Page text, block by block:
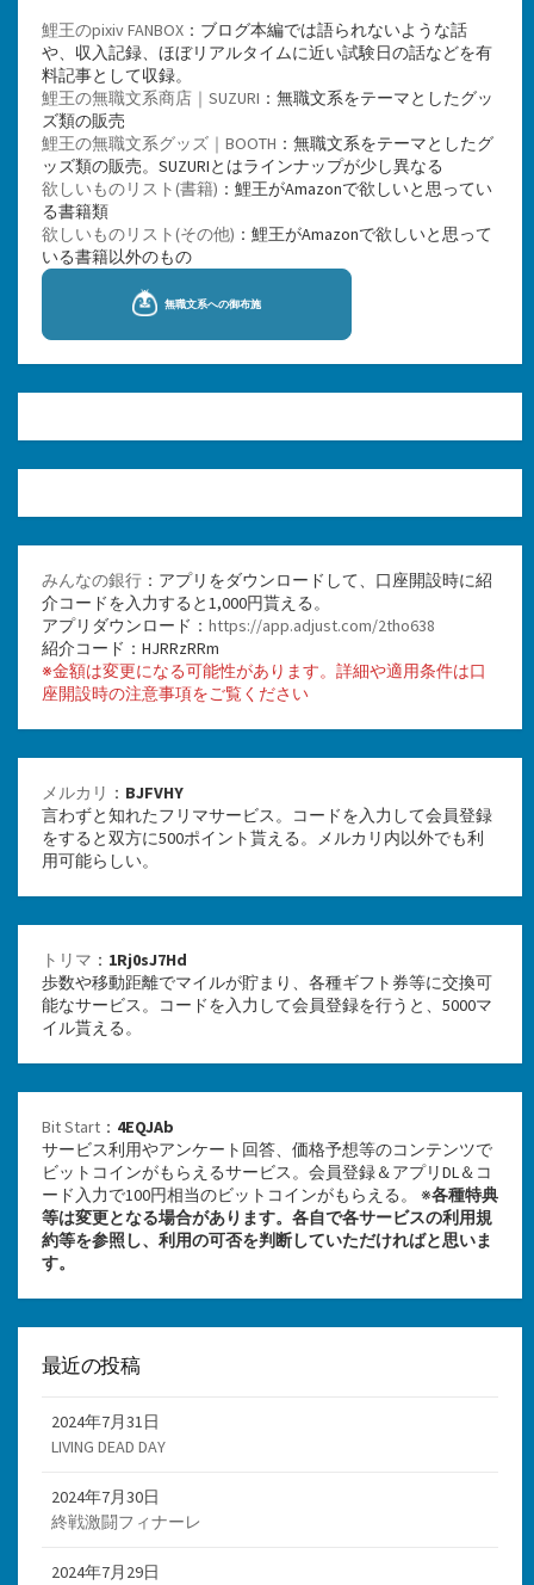
鯉王のpixiv FANBOX ：ブログ本編では語られないような話
や、収入記録、ほぼリアルタイムに近い試験日の話などを有
料記事として収録。
鯉王の無職文系商店｜SUZURI ：無職文系をテーマとしたグッ
ズ類の販売
鯉王の無職文系グッズ｜BOOTH ：無職文系をテーマとしたグ
ッズ類の販売。SUZURIとはラインナップが少し異なる
欲しいものリスト(書籍) ：鯉王がAmazonで欲しいと思ってい
る書籍類
欲しいものリスト(その他) ：鯉王がAmazonで欲しいと思って
いる書籍以外のもの
みんなの銀行 ：アプリをダウンロードして、口座開設時に紹
介コードを入力すると1,000円貰える。
アプリダウンロード： https://app.adjust.com/2tho638
紹介コード：HJRRzRRm
※金額は変更になる可能性があります。詳細や適用条件は口
座開設時の注意事項をご覧ください
メルカリ ： BJFVHY
言わずと知れたフリマサービス。コードを入力して会員登録
をすると双方に500ポイント貰える。メルカリ内以外でも利
用可能らしい。
トリマ ： 1Rj0sJ7Hd
歩数や移動距離でマイルが貯まり、各種ギフト券等に交換可
能なサービス。コードを入力して会員登録を行うと、5000マ
イル貰える。
Bit Start ： 4EQJAb
サービス利用やアンケート回答、価格予想等のコンテンツで
ビットコインがもらえるサービス。会員登録＆アプリDL＆コ
ード入力で100円相当のビットコインがもらえる。 ※各種特典
等は変更となる場合があります。各自で各サービスの利用規
約等を参照し、利用の可否を判断していただければと思いま
す。
最近の投稿
2024年7月31日
LIVING DEAD DAY
2024年7月30日
終戦激闘フィナーレ
2024年7月29日